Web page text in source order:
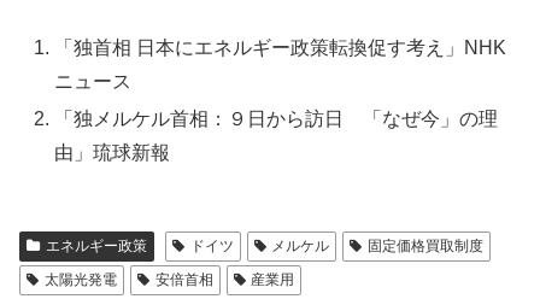
「独首相 日本にエネルギー政策転換促す考え」NHK
ニュース
「独メルケル首相：９日から訪日 「なぜ今」の理
由」琉球新報
エネルギー政策 ドイツ メルケル
固定価格買取制度
太陽光発電
安倍首相 産業用